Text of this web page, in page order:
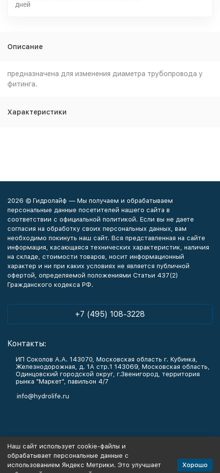
дней
Описание
предназначена для изменения диаметра трубопровода у
фитинга.
Характеристики
2026 © Гидролайф — Мы получаем и обрабатываем
персональные данные посетителей нашего сайта в
соответствии с официальной политикой. Если вы не даете
согласия на обработку своих персональных данных, вам
необходимо покинуть наш сайт. Вся представленная на сайте
информация, касающаяся технических характеристик, наличия
на складе, стоимости товаров, носит информационный
характер и ни при каких условиях не является публичной
офертой, определяемой положениями Статьи 437(2)
Гражданского кодекса РФ.
+7 (495) 108-3228
Контакты:
ИП Соколов А.А. 143070, Московская область г. Кубинка,
Железнодорожная, д. 1А стр.1 143069, Московская область,
Одинцовский городской округ, г.Звенигород, территория
рынка "Маркет", павильон 4/7
info@hydrolife.ru
Информация
Наш сайт использует cookie-файлы и
обрабатывает персональные данные с
использованием Яндекс Метрики. Это улучшает
Хорошо